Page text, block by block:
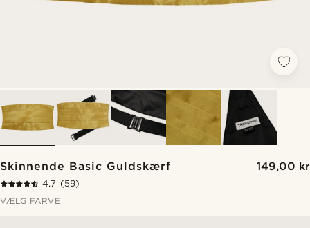
Skinnende Basic Guldskærf 149,00 kr
4.7 (59)
VÆLG FARVE